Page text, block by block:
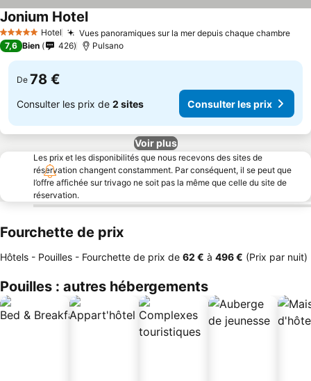
5 Étoiles Hotel Vues panoramiques sur la mer depuis chaque chambre
Jonium Hotel
7,6 Bien 426 Pulsano
De 78 €
Consulter les prix de 2 sites Consulter les prix
Voir plus
Les prix et les disponibilités que nous recevons des sites de
réservation changent constamment. Par conséquent, il se peut que
l’offre affichée sur trivago ne soit pas la même que celle du site de
réservation.
Fourchette de prix
Hôtels - Pouilles - Fourchette de prix de ‎62 € à ‎496 € (Prix par nuit)
Pouilles : autres hébergements